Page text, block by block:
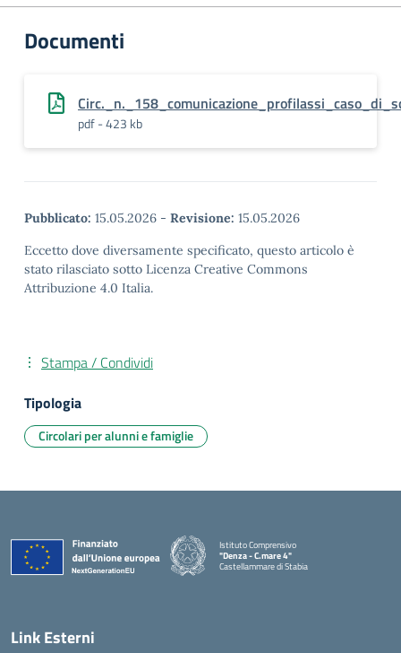
Documenti
pdf - 423 kb
Pubblicato: 15.05.2026 - Revisione: 15.05.2026
Eccetto dove diversamente specificato, questo articolo è
stato rilasciato sotto Licenza Creative Commons
Attribuzione 4.0 Italia.
Stampa / Condividi
Tipologia
Circolari per alunni e famiglie
Istituto Comprensivo
"Denza - C.mare 4"
Castellammare di Stabia
Link Esterni